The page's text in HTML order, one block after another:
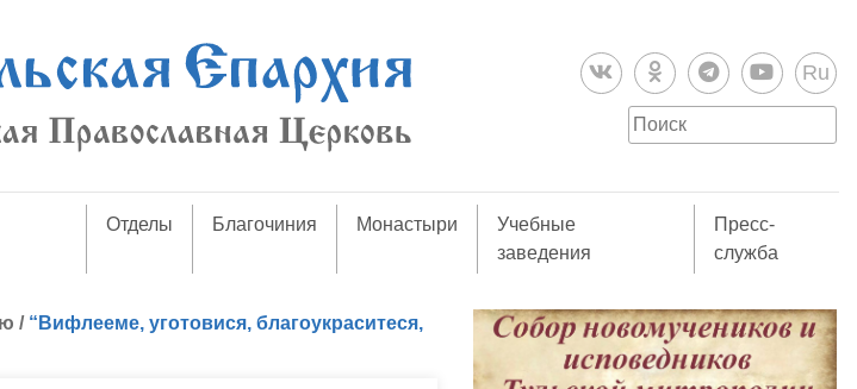
Ru
Отделы Благочиния Монастыри
Учебные
заведения
Пресс-
служба
/ “Вифлееме, уготовися, благоукраситеся,